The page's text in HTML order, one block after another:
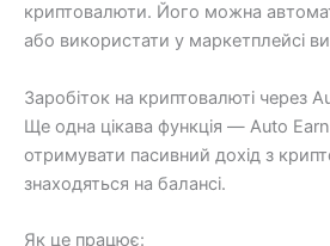
криптовалюти. Його можна
або використати у маркетплейсі
Заробіток на криптовалюті через
Ще одна цікава функція — Auto
отримувати пасивний дохід з
знаходяться на балансі.
Як це працює: